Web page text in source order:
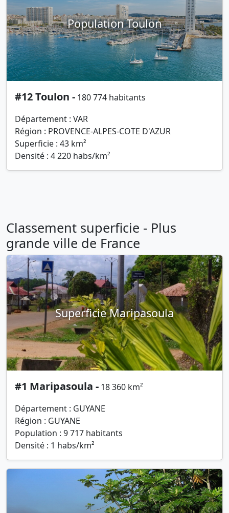
Population Toulon
#12 Toulon - 180 774 habitants
Département : VAR
Région : PROVENCE-ALPES-COTE D'AZUR
Superficie : 43 km²
Densité : 4 220 habs/km²
Classement superficie - Plus
grande ville de France
Superficie Maripasoula
#1 Maripasoula - 18 360 km²
Département : GUYANE
Région : GUYANE
Population : 9 717 habitants
Densité : 1 habs/km²